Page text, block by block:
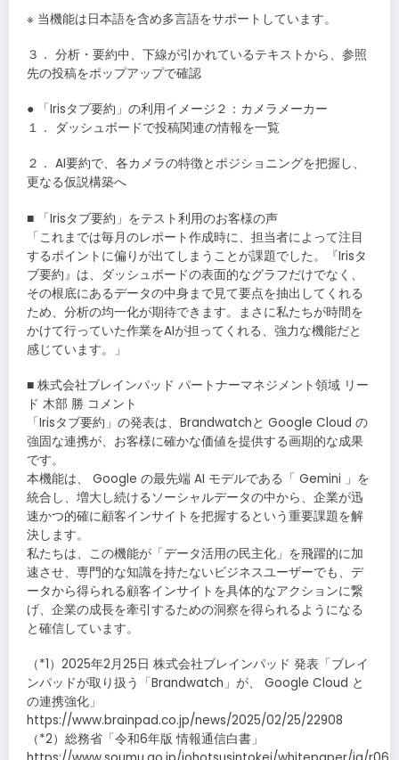
※ 当機能は日本語を含め多言語をサポートしています。
３． 分析・要約中、下線が引かれているテキストから、参照
先の投稿をポップアップで確認
● 「Irisタブ要約」の利用イメージ２：カメラメーカー
１． ダッシュボードで投稿関連の情報を一覧
２． AI要約で、各カメラの特徴とポジショニングを把握し、
更なる仮説構築へ
■ 「Irisタブ要約」をテスト利用のお客様の声
「これまでは毎月のレポート作成時に、担当者によって注目
するポイントに偏りが出てしまうことが課題でした。『Irisタ
ブ要約』は、ダッシュボードの表面的なグラフだけでなく、
その根底にあるデータの中身まで見て要点を抽出してくれる
ため、分析の均一化が期待できます。まさに私たちが時間を
かけて行っていた作業をAIが担ってくれる、強力な機能だと
感じています。」
■ 株式会社ブレインパッド パートナーマネジメント領域 リー
ド 木部 勝 コメント
「Irisタブ要約」の発表は、Brandwatchと Google Cloud の
強固な連携が、お客様に確かな価値を提供する画期的な成果
です。
本機能は、 Google の最先端 AI モデルである「 Gemini 」を
統合し、増大し続けるソーシャルデータの中から、企業が迅
速かつ的確に顧客インサイトを把握するという重要課題を解
決します。
私たちは、この機能が「データ活用の民主化」を飛躍的に加
速させ、専門的な知識を持たないビジネスユーザーでも、デ
ータから得られる顧客インサイトを具体的なアクションに繋
げ、企業の成長を牽引するための洞察を得られるようになる
と確信しています。
（*1）2025年2月25日 株式会社ブレインパッド 発表「ブレイ
ンパッドが取り扱う「Brandwatch」が、 Google Cloud と
の連携強化」
https://www.brainpad.co.jp/news/2025/02/25/22908
（*2）総務省「令和6年版 情報通信白書」